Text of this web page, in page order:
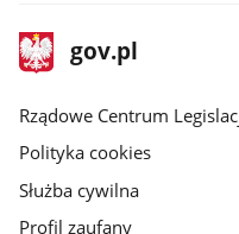
stopka
gov.plStrona
gov.pl
Rządowe Centrum
Polityka cookies
Służba cywilna
Profil zaufany